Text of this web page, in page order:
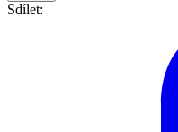
Sdílet: